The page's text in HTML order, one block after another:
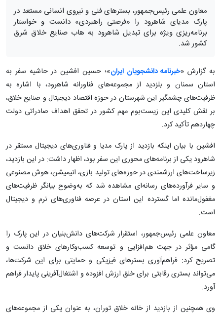
معاون علمی رئیس‌جمهور، بسترهای فنی و نیروی انسانی مستعد در
پارک مدیای شاهرود را «فرصتی راهبردی» دانست و خواستار
برنامه‌ریزی ویژه برای تبدیل شاهرود به هاب صنایع خلاق شرق
کشور شد.
به گزارش «خبرنامه دانشجویان ایران»؛ حسین افشین در حاشیه سفر به
استان سمنان و بلزدید از مجموعه‌های فناورانه شاهرود، با اشاره به
ظرفیت‌های چشمگیر این شهرستان در حوزه اقتصاد دیجیتال و صنایع خلاق،
بر نقش کلیدی این زیست‌بوم مهم کشور در تحقق اهداف صادراتی دولت
چهاردهم تأکید کرد.
افشین با بیان اینکه بازدید از پارک مدیا و فناوری‌های دیجیتال مستقر در
شاهرود یکی از برنامه‌های محوری این سفر بود، اظهار داشت: در این بازدید،
زیرساخت‌های ارزشمندی در حوزه‌های تولید بازی، انیمیشن، هوش مصنوعی
و سایر فرآورده‌های رسانه‌ای مشاهده شد که به‌وضوح بیانگر ظرفیت‌های
مغفول‌مانده اما گسترده این استان در عرصه فناوری‌های نرم و دیجیتال
است.
معاون علمی رئیس‌جمهور، استقرار شرکت‌های دانش‌بنیان در این پارک را
گامی مؤثر در جهت هم‌افزایی و توسعه کسب‌وکارهای خلاق دانست و
تصریح کرد: فراهم‌آوری بسترهای فیزیکی و حمایتی برای این شرکت‌ها،
می‌تواند بستری رقابتی برای خلق ارزش افزوده و اشتغال‌آفرینی پایدار فراهم
آورد.
وی همچنین از بازدید از خانه خلاق توران، به عنوان یکی از مجموعه‌های